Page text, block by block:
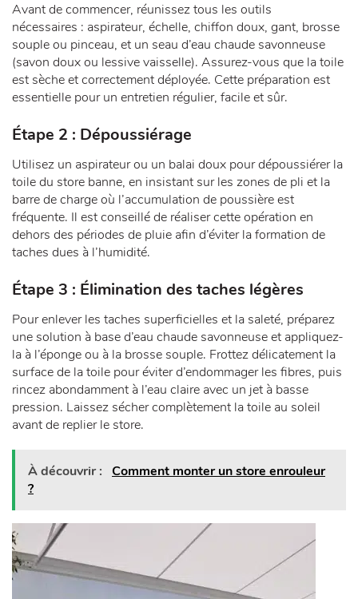
Avant de commencer, réunissez tous les outils
nécessaires : aspirateur, échelle, chiffon doux, gant, brosse
souple ou pinceau, et un seau d’eau chaude savonneuse
(savon doux ou lessive vaisselle). Assurez-vous que la toile
est sèche et correctement déployée. Cette préparation est
essentielle pour un entretien régulier, facile et sûr.
Étape 2 : Dépoussiérage
Utilisez un aspirateur ou un balai doux pour dépoussiérer la
toile du store banne, en insistant sur les zones de pli et la
barre de charge où l’accumulation de poussière est
fréquente. Il est conseillé de réaliser cette opération en
dehors des périodes de pluie afin d’éviter la formation de
taches dues à l’humidité.
Étape 3 : Élimination des taches légères
Pour enlever les taches superficielles et la saleté, préparez
une solution à base d’eau chaude savonneuse et appliquez-
la à l’éponge ou à la brosse souple. Frottez délicatement la
surface de la toile pour éviter d’endommager les fibres, puis
rincez abondamment à l’eau claire avec un jet à basse
pression. Laissez sécher complètement la toile au soleil
avant de replier le store.
À découvrir : Comment monter un store enrouleur
?